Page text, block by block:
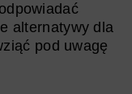
alternatywy dla
pod uwagę